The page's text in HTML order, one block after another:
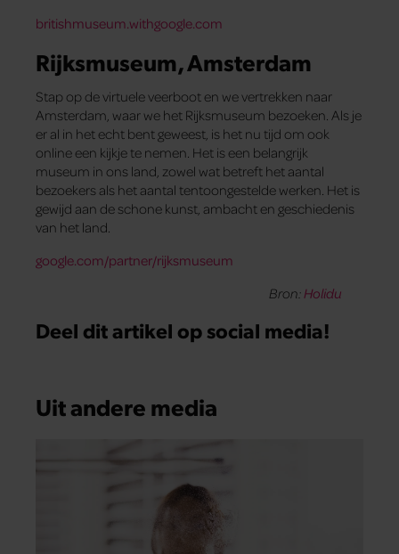
britishmuseum.withgoogle.com
Rijksmuseum, Amsterdam
Stap op de virtuele veerboot en we vertrekken naar
Amsterdam, waar we het Rijksmuseum bezoeken. Als je
er al in het echt bent geweest, is het nu tijd om ook
online een kijkje te nemen. Het is een belangrijk
museum in ons land, zowel wat betreft het aantal
bezoekers als het aantal tentoongestelde werken. Het is
gewijd aan de schone kunst, ambacht en geschiedenis
van het land.
google.com/partner/rijksmuseum
Bron: Holidu
Deel dit artikel op social media!
Uit andere media